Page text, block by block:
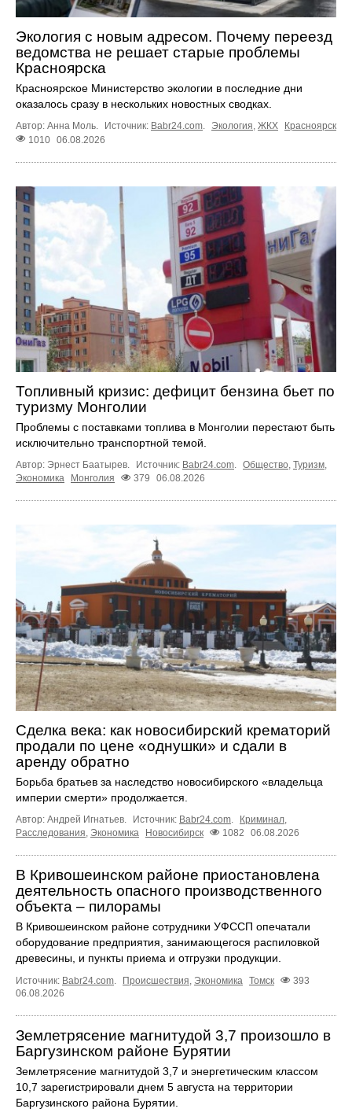
Экология с новым адресом. Почему переезд
ведомства не решает старые проблемы
Красноярска
Красноярское Министерство экологии в последние дни
оказалось сразу в нескольких новостных сводках.
Автор: Анна Моль. Источник: Babr24.com. Экология, ЖКХ
Красноярск
1010 06.08.2026
Топливный кризис: дефицит бензина бьет по
туризму Монголии
Проблемы с поставками топлива в Монголии перестают быть
исключительно транспортной темой.
Автор: Эрнест Баатырев. Источник: Babr24.com. Общество, Туризм,
Экономика
Монголия 379 06.08.2026
Сделка века: как новосибирский крематорий
продали по цене «однушки» и сдали в
аренду обратно
Борьба братьев за наследство новосибирского «владельца
империи смерти» продолжается.
Автор: Андрей Игнатьев. Источник: Babr24.com. Криминал,
Расследования, Экономика Новосибирск 1082 06.08.2026
В Кривошеинском районе приостановлена
деятельность опасного производственного
объекта – пилорамы
В Кривошеинском районе сотрудники УФССП опечатали
оборудование предприятия, занимающегося распиловкой
древесины, и пункты приема и отгрузки продукции.
Источник: Babr24.com. Происшествия, Экономика Томск
393
06.08.2026
Землетрясение магнитудой 3,7 произошло в
Баргузинском районе Бурятии
Землетрясение магнитудой 3,7 и энергетическим классом
10,7 зарегистрировали днем 5 августа на территории
Баргузинского района Бурятии.